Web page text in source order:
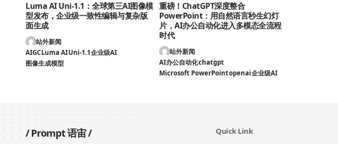
Luma AI Uni-1.1：全球第三AI图像模
型发布，企业级一致性编辑与复杂版
面生成
站外新闻
AIGCLuma AIUni-1.1企业级AI
图像生成模型
重磅！ChatGPT深度整合
PowerPoint：用自然语言秒生幻灯
片，AI办公自动化进入多模态全流程
时代
站外新闻
AI办公自动化chatgpt
Microsoft PowerPointopenai企业级AI
/Prompt 语宙/ Quick Link